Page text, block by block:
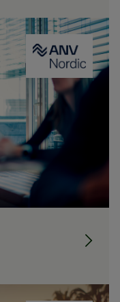
ANV Nordic